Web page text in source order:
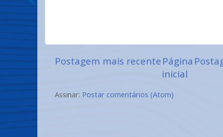
Postagem mais recentePágina
inicial
Assinar: Postar comentários (Atom)